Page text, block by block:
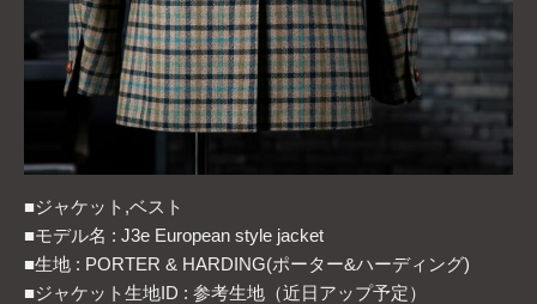
■ジャケット,ベスト
■モデル名 : J3e European style jacket
■生地 : PORTER & HARDING(ポーター&ハーディング)
■ジャケット生地ID : 参考生地（近日アップ予定）